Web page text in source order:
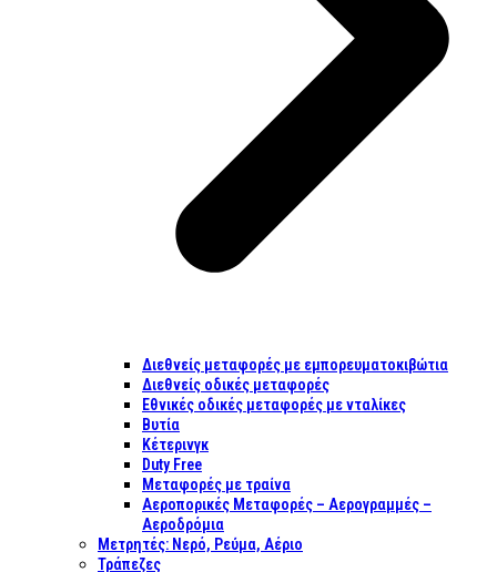
Διεθνείς μεταφορές με εμπορευματοκιβώτια
Διεθνείς οδικές μεταφορές
Εθνικές οδικές μεταφορές με νταλίκες
Βυτία
Κέτερινγκ
Duty Free
Μεταφορές με τραίνα
Αεροπορικές Μεταφορές – Αερογραμμές –
Αεροδρόμια
Μετρητές: Νερό, Ρεύμα, Αέριο
Τράπεζες